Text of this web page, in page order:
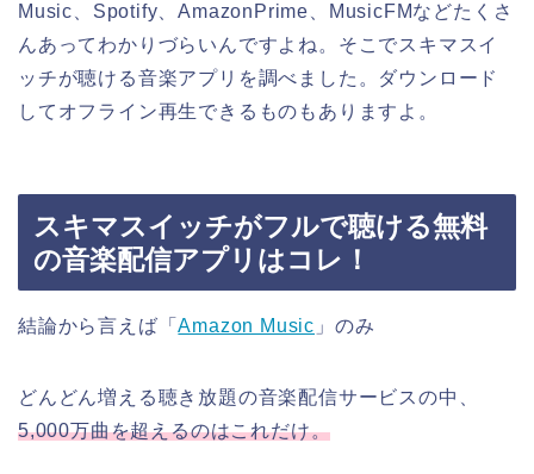
Music、Spotify、AmazonPrime、MusicFMなどたくさ
んあってわかりづらいんですよね。そこでスキマスイ
ッチが聴ける音楽アプリを調べました。ダウンロード
してオフライン再生できるものもありますよ。
スキマスイッチがフルで聴ける無料
の音楽配信アプリはコレ！
結論から言えば「Amazon Music 」のみ
どんどん増える聴き放題の音楽配信サービスの中、
5,000万曲を超えるのはこれだけ。